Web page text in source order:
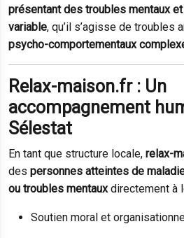
présentant des troubles mentaux
variable, qu’il s’agisse de troubles
psycho-comportementaux
Relax-maison.fr : Un
accompagnement
Sélestat
En tant que structure locale, relax-
des personnes atteintes de
ou troubles mentauxdirectement à
Soutien moral et